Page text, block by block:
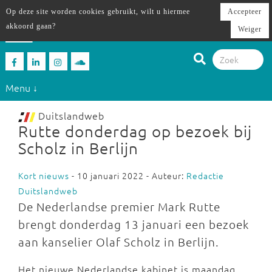
Menu ↓
Duitslandweb
Rutte donderdag op bezoek bij
Scholz in Berlijn
Kort nieuws - 10 januari 2022 - Auteur: Redactie
Duitslandweb
De Nederlandse premier Mark Rutte
brengt donderdag 13 januari een bezoek
aan kanselier Olaf Scholz in Berlijn.
Het nieuwe Nederlandse kabinet is maandag
Op deze site worden cookies gebruikt, wilt u hiermee
akkoord gaan?
Accepteer
Weiger